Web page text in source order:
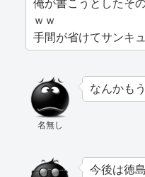
俺が書こうとしたそ
ｗｗ
手間が省けてサンキ
名無し
なんかも
今後は徳